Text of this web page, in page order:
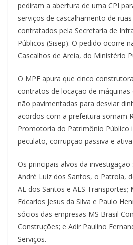
pediram a abertura de uma CPI
serviços de cascalhamento de
contratados pela Secretaria de
Públicos (Sisep). O pedido ocorre
Cascalhos de Areia, do Ministério
O MPE apura que cinco
contratos de locação de máquinas
não pavimentadas para desviar
acordos com a prefeitura somam
Promotoria do Patrimônio Público
peculato, corrupção passiva e
Os principais alvos da
André Luiz dos Santos, o Patrola,
AL dos Santos e ALS Transportes;
Edcarlos Jesus da Silva e Paulo
sócios das empresas MS Brasil
Construções; e Adir Paulino
Serviços.